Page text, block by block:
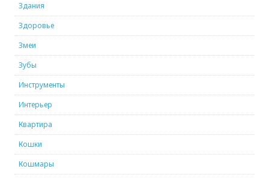
Здания
Здоровье
Змеи
Зубы
Инструменты
Интерьер
Квартира
Кошки
Кошмары